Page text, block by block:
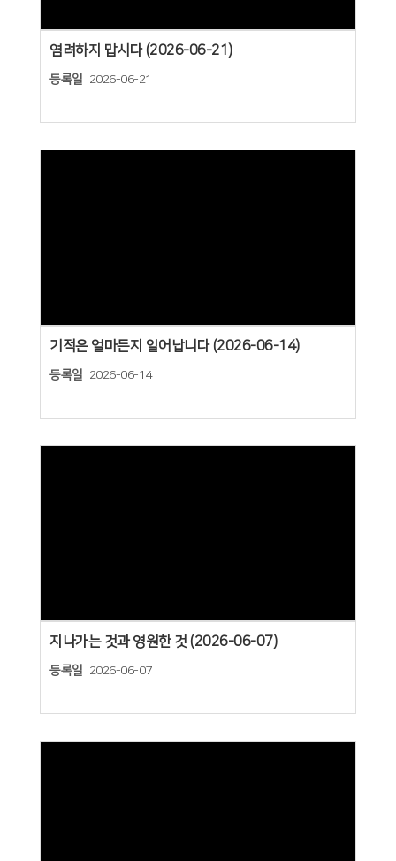
염려하지 맙시다 (2026-06-21)
등록일 2026-06-21
기적은 얼마든지 일어납니다 (2026-06-14)
등록일 2026-06-14
지나가는 것과 영원한 것 (2026-06-07)
등록일 2026-06-07